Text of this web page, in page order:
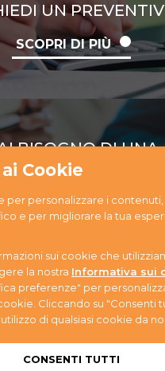
UN
SCOPRI DI PIÙ
BISOGNO DI UNA
CONSULENZA
SCOPRI DI PIÙ
S.r.l. Via Antonini, 14 -
(PN) - Tel. +39 0434
n. 01080580937
Privacy & Cookie
Cookie
per personalizzare i
e per migliorare la tua
sui cookie che
la nostra Informativa sui
preferenze" per
Cliccando su "Consenti
di qualsiasi cookie da
CONSENTI TUTTI